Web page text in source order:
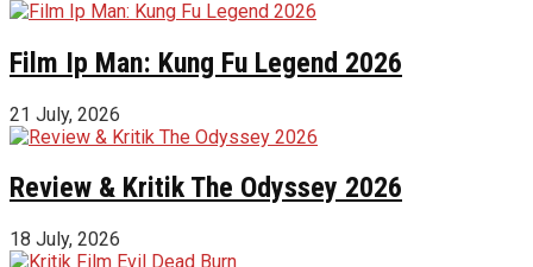
Film Ip Man: Kung Fu Legend 2026
21 July, 2026
Review & Kritik The Odyssey 2026
18 July, 2026